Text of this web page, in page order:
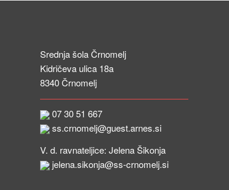
Srednja šola Črnomelj
Kidričeva ulica 18a
8340 Črnomelj
07 30 51 667
ss.crnomelj@guest.arnes.si
V. d. ravnateljice: Jelena Šikonja
jelena.sikonja@ss-crnomelj.si